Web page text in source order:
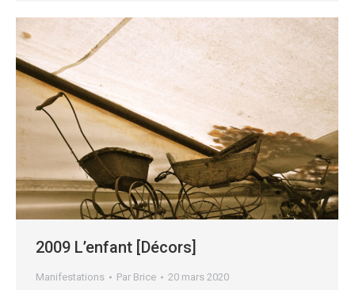
2009 L’enfant [Décors]
Manifestations Par Brice 20 mars 2020